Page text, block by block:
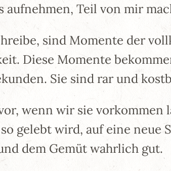
aufnehmen, Teil von mir
sind Momente der
Diese Momente
Sie sind rar und
wenn wir sie vorkommen
gelebt wird, auf eine neue
dem Gemüt wahrlich gut.